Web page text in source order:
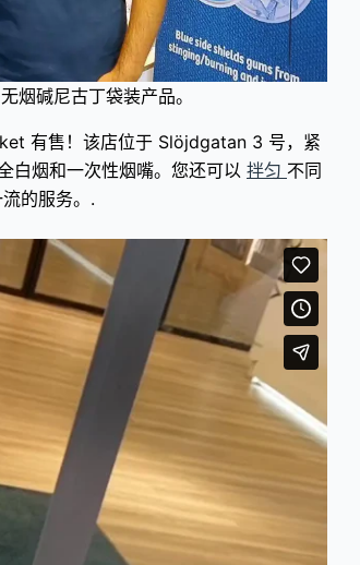
碱尼古丁袋装产品。
有售！该店位于 Slöjdgatan 3 号，紧
白烟和一次性烟嘴。您还可以 拌匀 不同
的服务。.